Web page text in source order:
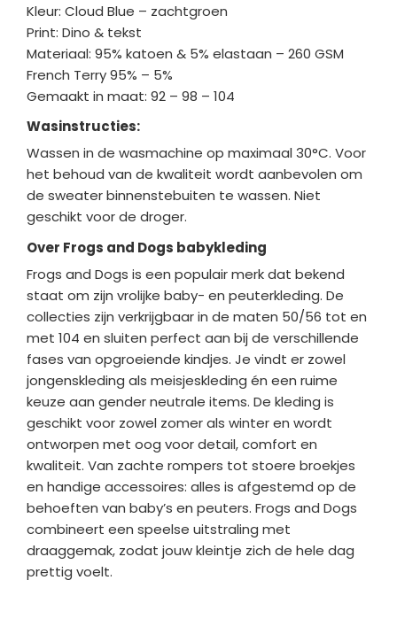
Kleur: Cloud Blue – zachtgroen
Print: Dino & tekst
Materiaal: 95% katoen & 5% elastaan – 260 GSM
French Terry 95% – 5%
Gemaakt in maat: 92 – 98 – 104
Wasinstructies:
Wassen in de wasmachine op maximaal 30°C. Voor
het behoud van de kwaliteit wordt aanbevolen om
de sweater binnenstebuiten te wassen. Niet
geschikt voor de droger.
Over Frogs and Dogs babykleding
Frogs and Dogs is een populair merk dat bekend
staat om zijn vrolijke baby- en peuterkleding. De
collecties zijn verkrijgbaar in de maten 50/56 tot en
met 104 en sluiten perfect aan bij de verschillende
fases van opgroeiende kindjes. Je vindt er zowel
jongenskleding als meisjeskleding én een ruime
keuze aan gender neutrale items. De kleding is
geschikt voor zowel zomer als winter en wordt
ontworpen met oog voor detail, comfort en
kwaliteit. Van zachte rompers tot stoere broekjes
en handige accessoires: alles is afgestemd op de
behoeften van baby’s en peuters. Frogs and Dogs
combineert een speelse uitstraling met
draaggemak, zodat jouw kleintje zich de hele dag
prettig voelt.